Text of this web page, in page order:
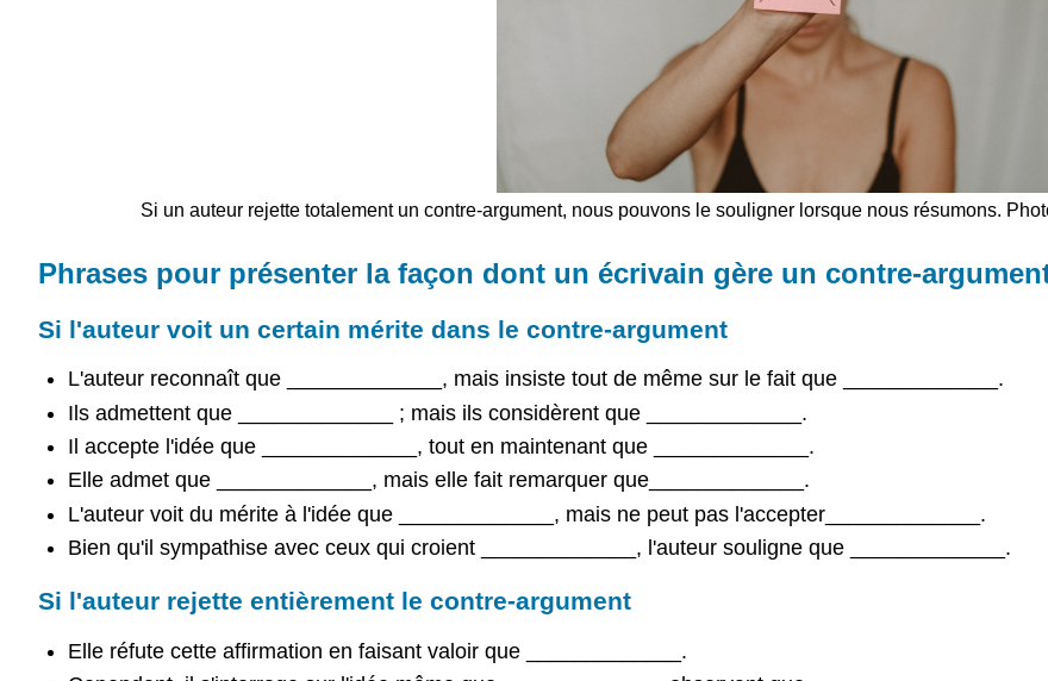
Si un auteur rejette totalement un contre-argument, nous pouvons le souligner lorsque nous résumons.
Phrases pour présenter la façon dont un écrivain gère un contre-
Si l'auteur voit un certain mérite dans le contre-argument
L'auteur reconnaît que _____________, mais insiste tout de même sur le fait que _____________.
Ils admettent que _____________ ; mais ils considèrent que _____________.
Il accepte l'idée que _____________, tout en maintenant que _____________.
Elle admet que _____________, mais elle fait remarquer que_____________.
L'auteur voit du mérite à l'idée que _____________, mais ne peut pas l'accepter_____________.
Bien qu'il sympathise avec ceux qui croient _____________, l'auteur souligne que _____________.
Si l'auteur rejette entièrement le contre-argument
Elle réfute cette affirmation en faisant valoir que _____________.